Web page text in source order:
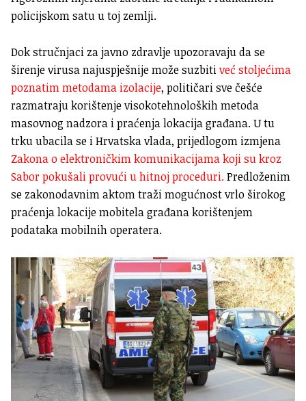
policijskom satu u toj zemlji.
Dok stručnjaci za javno zdravlje upozoravaju da se
širenje virusa najuspješnije može suzbitiveć stoljećima
poznatim metodama izolacije, političari sve češće
razmatraju korištenje visokotehnoloških metoda
masovnog nadzora i praćenja lokacija građana. U tu
trku ubacila se i Hrvatska vlada, prijedlogom izmjena
Zakona o elektroničkim komunikacijama koji su kroz
Sabor pokušali provući u hitnoj proceduri.Predloženim
se zakonodavnim aktom traži mogućnost vrlo širokog
praćenja lokacije mobitela građana korištenjem
podataka mobilnih operatera.